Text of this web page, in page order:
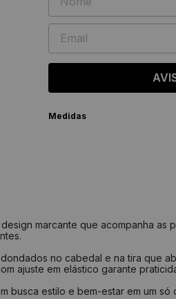
Medidas
35
37
marcante que acompanha as
no cabedal e na tira que
ajuste em elástico garante
estilo e bem-estar em um só